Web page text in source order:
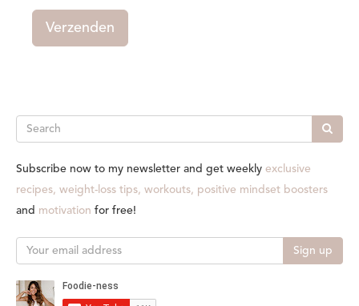
Verzenden
Search
Subscribe now to my newsletter and get weekly exclusive
recipes, weight-loss tips, workouts, positive mindset boosters
and motivation for free!